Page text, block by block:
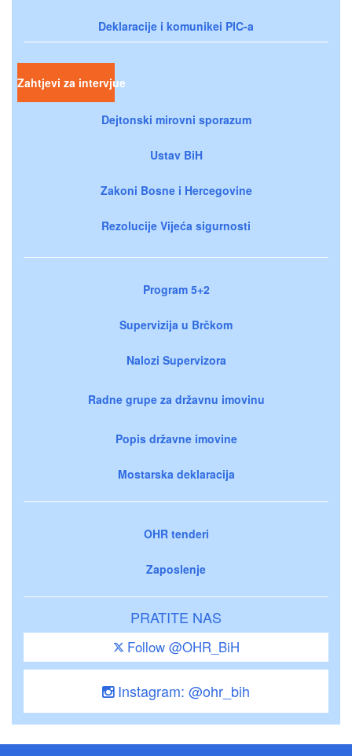
Deklaracije i komunikei PIC-a
Zahtjevi za intervjue
Dejtonski mirovni sporazum
Ustav BiH
Zakoni Bosne i Hercegovine
Rezolucije Vijeća sigurnosti
Program 5+2
Supervizija u Brčkom
Nalozi Supervizora
Radne grupe za državnu imovinu
Popis državne imovine
Mostarska deklaracija
OHR tenderi
Zaposlenje
PRATITE NAS
Follow @OHR_BiH
Instagram: @ohr_bih